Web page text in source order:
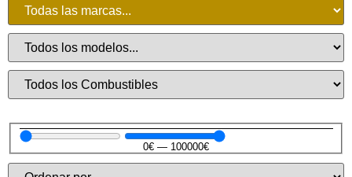
0€ — 100000€